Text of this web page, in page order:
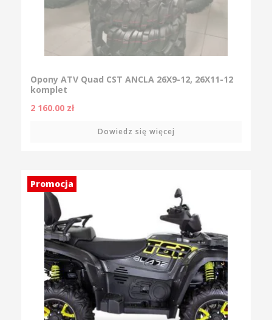
Opony ATV Quad CST ANCLA 26X9-12, 26X11-12
komplet
2 160.00 zł
Dowiedz się więcej
Promocja